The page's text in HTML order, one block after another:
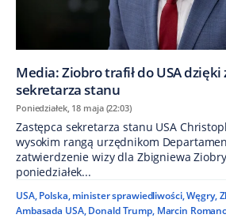
Media: Ziobro trafił do USA dzięki
sekretarza stanu
Poniedziałek, 18 maja (22:03)
Zastępca sekretarza stanu USA
wysokim rangą urzędnikom
zatwierdzenie wizy dla Zbigniewa
poniedziałek...
USA, Polska, minister sprawiedliwości,Węgry,
Ambasada USA, Donald Trump, Marcin